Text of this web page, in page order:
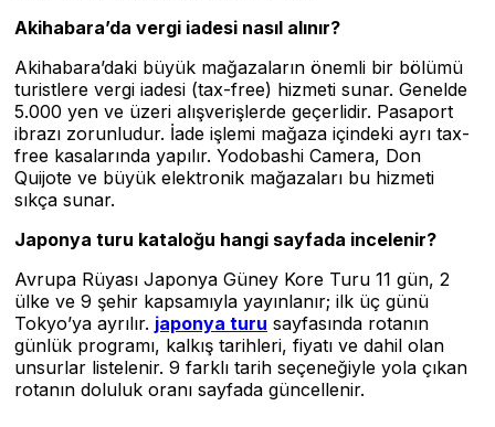
Akihabara’da vergi iadesi nasıl alınır?
Akihabara’daki büyük mağazaların önemli bir bölümü
turistlere vergi iadesi (tax-free) hizmeti sunar. Genelde
5.000 yen ve üzeri alışverişlerde geçerlidir. Pasaport
ibrazı zorunludur. İade işlemi mağaza içindeki ayrı tax-
free kasalarında yapılır. Yodobashi Camera, Don
Quijote ve büyük elektronik mağazaları bu hizmeti
sıkça sunar.
Japonya turu kataloğu hangi sayfada incelenir?
Avrupa Rüyası Japonya Güney Kore Turu 11 gün, 2
ülke ve 9 şehir kapsamıyla yayınlanır; ilk üç günü
Tokyo’ya ayrılır. japonya turu sayfasında rotanın
günlük programı, kalkış tarihleri, fiyatı ve dahil olan
unsurlar listelenir. 9 farklı tarih seçeneğiyle yola çıkan
rotanın doluluk oranı sayfada güncellenir.